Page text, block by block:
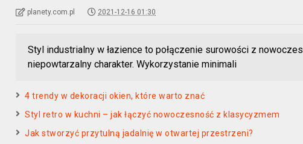
planety.com.pl 2021-12-16 01:30
Styl industrialny w łazience to połączenie surowości z
niepowtarzalny charakter. Wykorzystanie minimali
4 trendy w dekoracji okien, które warto znać
Styl retro w kuchni – jak łączyć nowoczesność z klasycyzmem
Jak stworzyć przytulną jadalnię w otwartej przestrzeni?